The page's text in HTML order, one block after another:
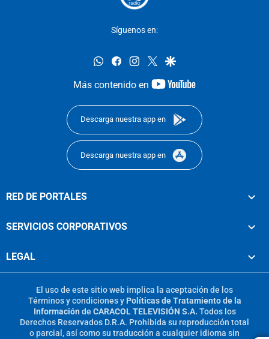
Síguenos en:
whatsappfacebookinstagram
twittergoogle
Más contenido en
youtube-
Descarga nuestra app en
Descarga nuestra app en
RED DE PORTALES
SERVICIOS CORPORATIVOS
LEGAL
El uso de este sitio web implica la aceptación de los
Términos y condicionesy Políticas de Tratamiento de la
Información de CARACOL TELEVISIÓN S.A. Todos los
Derechos Reservados D.R.A. Prohibida su reproducción total
o parcial, así como su traducción a cualquier idioma sin